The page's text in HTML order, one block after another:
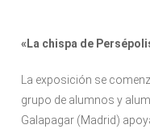
«La chispa de
La exposición se
grupo de alumnos y
Galapagar (Madrid)